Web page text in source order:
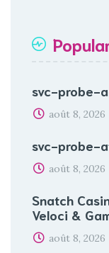
svc-probe-
août 8, 2026
svc-probe-
août 8, 2026
Snatch
Veloci &
août 8, 2026